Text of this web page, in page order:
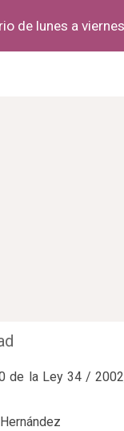
Skip
de lunes a
de la Ley 34 /